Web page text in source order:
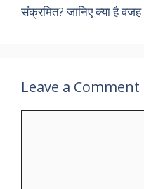
संक्रमित? जानिए क्या है वजह
Leave a Comment